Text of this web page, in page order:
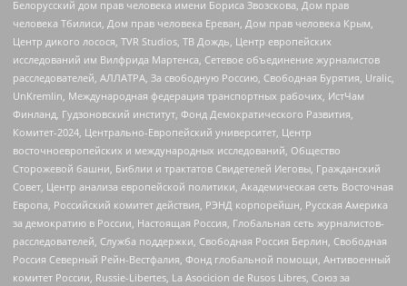
Белорусский дом прав человека имени Бориса Звозскова, Дом прав
человека Тбилиси, Дом прав человека Ереван, Дом прав человека Крым,
Центр дикого лосося, TVR Studios, ТВ Дождь, Центр европейских
исследований им Вилфрида Мартенса, Сетевое объединение журналистов
расследователей, АЛЛАТРА, За свободную Россию, Свободная Бурятия, Uralic,
UnKremlin, Международная федерация транспортных рабочих, ИстЧам
Финланд, Гудзоновский институт, Фонд Демократического Развития,
Комитет-2024, Центрально-Европейский университет, Центр
восточноевропейских и международных исследований, Общество
Сторожевой башни, Библии и трактатов Свидетелей Иеговы, Гражданский
Совет, Центр анализа европейской политики, Академическая сеть Восточная
Европа, Российский комитет действия, РЭНД корпорейшн, Русская Америка
за демократию в России, Настоящая Россия, Глобальная сеть журналистов-
расследователей, Служба поддержки, Свободная Россия Берлин, Свободная
Россия Северный Рейн-Вестфалия, Фонд глобальной помощи, Антивоенный
комитет России, Russie-Libertes, La Asocicion de Rusos Libres, Союз за